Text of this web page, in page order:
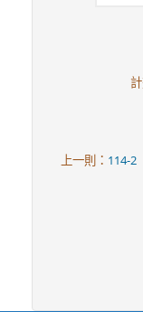
上一則： 114-2